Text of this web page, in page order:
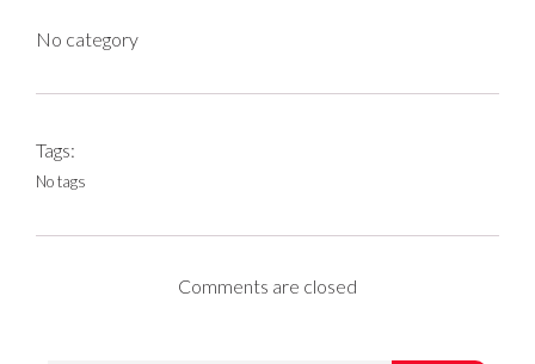
No category
Tags:
No tags
Comments are closed